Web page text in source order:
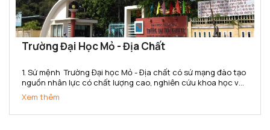
Trường Đại Học Mỏ - Địa Chất
1. Sứ mệnh Trường Đại học Mỏ - Địa chất có sứ mạng đào tạo
nguồn nhân lực có chất lượng cao, nghiên cứu khoa học và
chuyển giao công nghệ đáp ứng nhu cầu xã hội và hội nhập
quốc tế trong các lĩnh vực khoa học Trái đất,...
Xem thêm